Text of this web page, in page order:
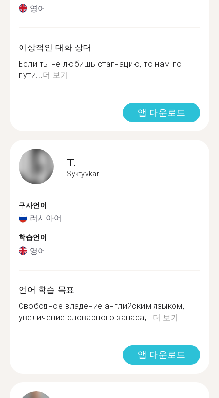
영어
이상적인 대화 상대
Если ты не любишь стагнацию, то нам по
пути... 더 보기
앱 다운로드
T.
Syktyvkar
구사언어
러시아어
학습언어
영어
언어 학습 목표
Свободное владение английским языком,
увеличение словарного запаса,... 더 보기
앱 다운로드